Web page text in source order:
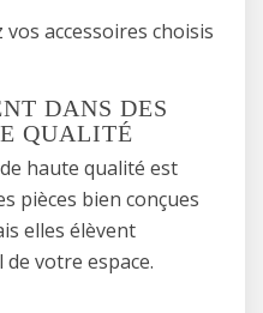
accessoires choisis
DANS DES
QUALITÉ
haute qualité est
pièces bien conçues
elles élèvent
votre espace.